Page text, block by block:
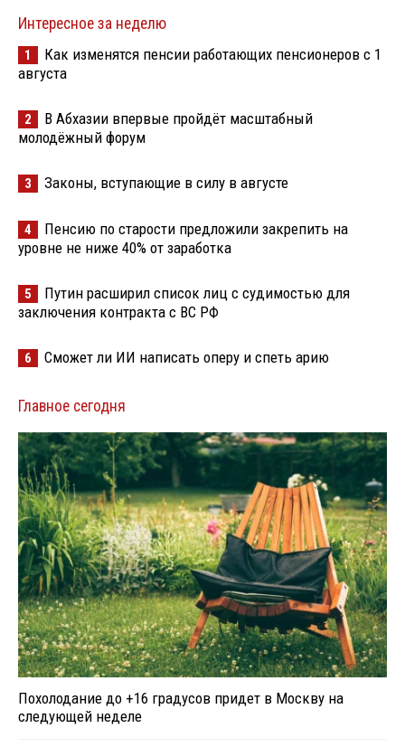
Интересное за неделю
1
Как изменятся пенсии работающих пенсионеров с 1
августа
2
В Абхазии впервые пройдёт масштабный
молодёжный форум
3 Законы, вступающие в силу в августе
4
Пенсию по старости предложили закрепить на
уровне не ниже 40% от заработка
5
Путин расширил список лиц с судимостью для
заключения контракта с ВС РФ
6 Сможет ли ИИ написать оперу и спеть арию
Главное сегодня
Похолодание до +16 градусов придет в Москву на
следующей неделе